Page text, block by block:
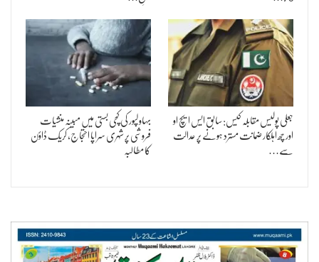
جعلی پولیس مقابلہ کیس: سابق ایس ایچ او
اور چھ اہلکار ضمانت مسترد ہونے پر عدالت
سے…
بہاولپور کی کچی بستی میں مبینہ منشیات
فروشی پر شہری سراپا احتجاج، کریک ڈاؤن
کا مطالبہ